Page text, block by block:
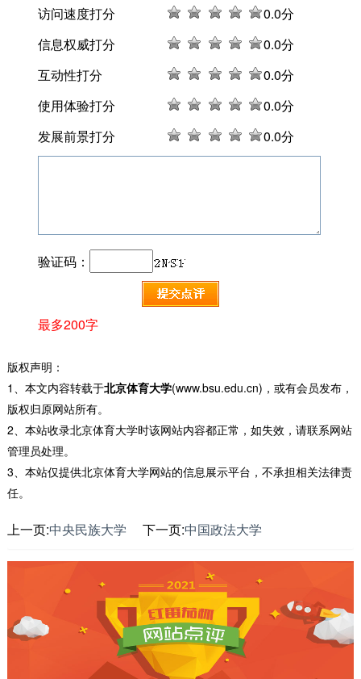
访问速度打分 0.0分
信息权威打分
0.0分
互动性打分
0.0分
使用体验打分
0.0分
发展前景打分
0.0分
验证码：
最多200字
版权声明：
1、本文内容转载于北京体育大学(www.bsu.edu.cn)，或有会员发布，
版权归原网站所有。
2、本站收录北京体育大学时该网站内容都正常，如失效，请联系网站
管理员处理。
3、本站仅提供北京体育大学网站的信息展示平台，不承担相关法律责
任。
上一页:中央民族大学 下一页:中国政法大学